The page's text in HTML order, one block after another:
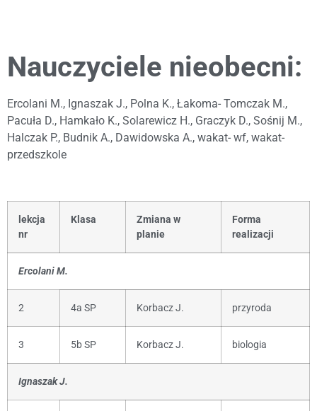
Nauczyciele nieobecni:
Ercolani M., Ignaszak J., Polna K., Łakoma- Tomczak M.,
Pacuła D., Hamkało K., Solarewicz H., Graczyk D., Sośnij M.,
Halczak P., Budnik A., Dawidowska A., wakat- wf, wakat-
przedszkole
lekcja
nr
Klasa
Zmiana w
planie
Forma
realizacji
Ercolani M.
2 4a SP Korbacz J. przyroda
3 5b SP Korbacz J. biologia
Ignaszak J.